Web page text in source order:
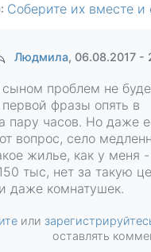
: Соберите их вместе и скажите все что Вы думаете.Если дети Вас любят,они поймут.Ну не конченные же они эгоисты,в
Людмила, 06.08.2017 -
проблем не
фразы опять в
пару часов. Но даже
вопрос, село
жилье, как у меня -
тыс, нет за такую
даже комнатушек.
или
оставлять